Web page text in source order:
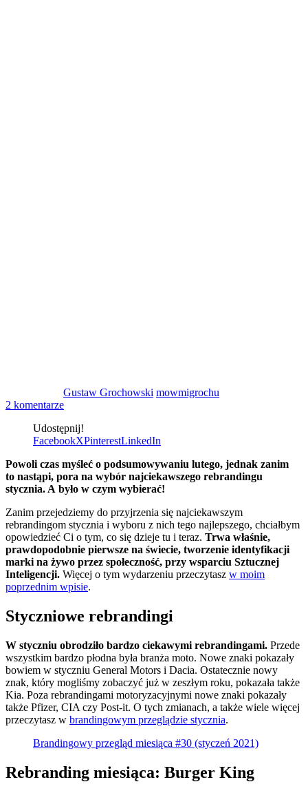
Gustaw Grochowski mowmigrochu
2 komentarze
Udostępnij!
FacebookXPinterestLinkedIn
Powoli czas myśleć o podsumowywaniu lutego, jednak zanim
to nastąpi, pora na wybór najciekawszego rebrandingu
stycznia. A było w czym wybierać!
Zanim przejedziemy do przyjrzenia się najciekawszym
rebrandingom stycznia i wyboru z nich tego najlepszego, chciałbym
opowiedzieć Ci o tym, co się dzieje tu i teraz. Trwa właśnie,
prawdopodobnie pierwsze na świecie, tworzenie identyfikacji
marki na żywo przez społeczność, przy wsparciu Sztucznej
Inteligencji. Więcej o tym wydarzeniu przeczytasz w moim
poprzednim wpisie.
Styczniowe rebrandingi
W styczniu obrodziło bardzo ciekawymi rebrandingami. Przede
wszystkim bardzo płodna była branża moto. Nowe znaki pokazały
bowiem w styczniu General Motors i Dacia. Ostatecznie nowy
znak, który mogliśmy zobaczyć już w zeszłym roku, pokazała także
Kia. Poza rebrandingami motoryzacyjnymi nowe znaki pokazały
także Pfizer, CIA czy Post-it. O tych zmianach, a także wiele więcej
przeczytasz w brandingowym przeglądzie stycznia.
Brandingowy przegląd miesiąca #30 (styczeń 2021)
Rebranding miesiąca: Burger King